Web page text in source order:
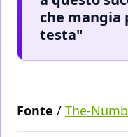
che mangia
testa"
Fonte / The-